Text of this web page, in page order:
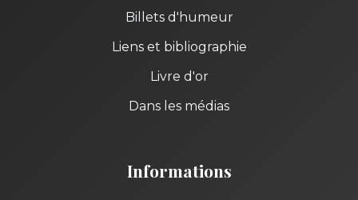
Billets d'humeur
Liens et bibliographie
Livre d'or
Dans les médias
Informations